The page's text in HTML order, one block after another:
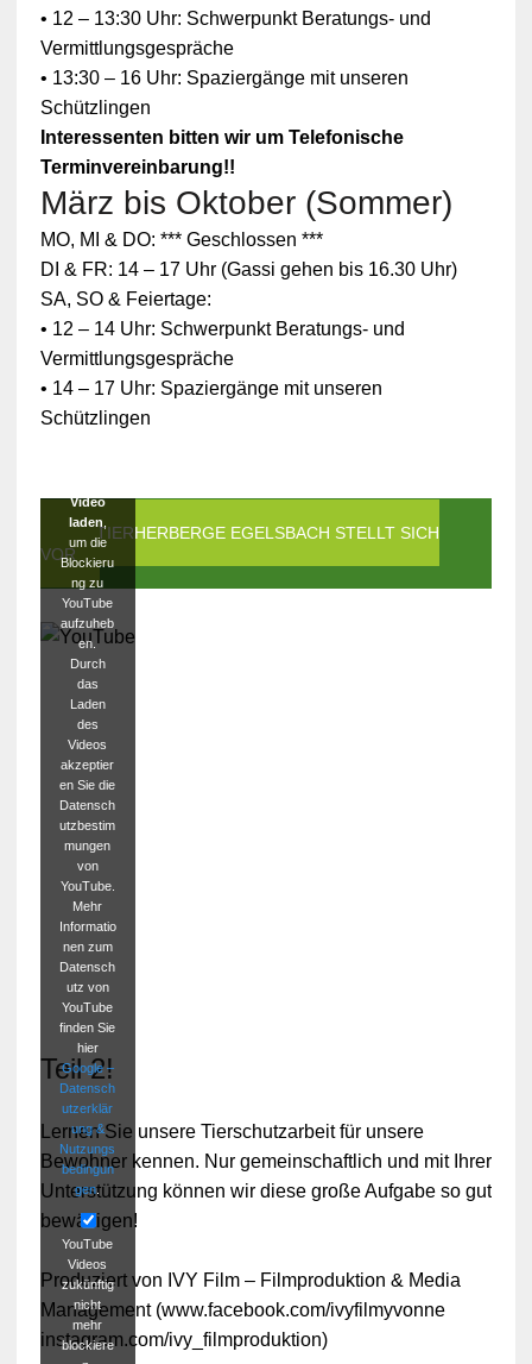
• 12 – 13:30 Uhr: Schwerpunkt Beratungs- und
Vermittlungsgespräche
• 13:30 – 16 Uhr: Spaziergänge mit unseren
Schützlingen
Interessenten bitten wir um Telefonische
Terminvereinbarung!!
März bis Oktober (Sommer)
MO, MI & DO: *** Geschlossen ***
DI & FR: 14 – 17 Uhr (Gassi gehen bis 16.30 Uhr)
SA, SO & Feiertage:
• 12 – 14 Uhr: Schwerpunkt Beratungs- und
Vermittlungsgespräche
• 14 – 17 Uhr: Spaziergänge mit unseren
Schützlingen
DIE TIERHERBERGE EGELSBACH STELLT SICH
VOR
Zum
Schutz
Ihrer
persönlic
hen
Daten ist
die
Verbindun
g zu
blockiert
Video
laden
um die
Blockieru
ng zu
YouTube
aufzuheb
en.
Durch
das
Laden
des
Videos
akzeptier
en Sie die
Datensch
utzbestim
mungen
von
YouTube.
Mehr
Informatio
nen zum
Datensch
utz von
YouTube
finden Sie
hier
Google –
Datensch
utzerklär
ung &
Nutzungs
bedingun
gen.
YouTube
Videos
zukünftig
nicht
mehr
blockiere
Teil 2!
Lernen Sie unsere Tierschutzarbeit für unsere
Bewohner kennen. Nur gemeinschaftlich und mit Ihrer
Unterstützung können wir diese große Aufgabe so gut
bewältigen!
Produziert von IVY Film – Filmproduktion & Media
Management (www.facebook.com/ivyfilmyvonne
instagram.com/ivy_filmproduktion)